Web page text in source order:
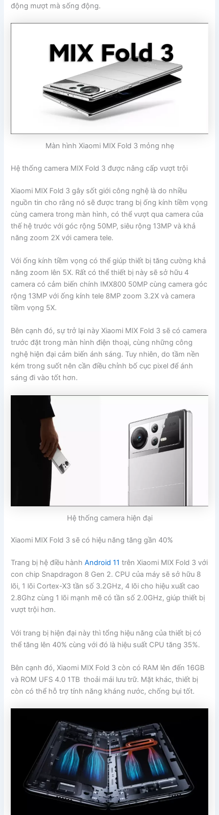
động mượt mà sống động.
Màn hình Xiaomi MIX Fold 3 mỏng nhẹ
Hệ thống camera MIX Fold 3 được nâng cấp vượt trội
Xiaomi MIX Fold 3 gây sốt giới công nghệ là do nhiều
nguồn tin cho rằng nó sẽ được trang bị ống kính tiềm vọng
cùng camera trong màn hình, có thể vượt qua camera của
thế hệ trước với góc rộng 50MP, siêu rộng 13MP và khả
năng zoom 2X với camera tele.
Với ống kính tiềm vọng có thể giúp thiết bị tăng cường khả
năng zoom lên 5X. Rất có thể thiết bị này sẽ sở hữu 4
camera có cảm biến chính IMX800 50MP cùng camera góc
rộng 13MP với ống kính tele 8MP zoom 3.2X và camera
tiềm vọng 5X.
Bên cạnh đó, sự trở lại này Xiaomi MIX Fold 3 sẽ có camera
trước đặt trong màn hình điện thoại, cùng những công
nghệ hiện đại cảm biến ánh sáng. Tuy nhiên, do tầm nền
kém trong suốt nên cần điều chỉnh bố cục pixel để ánh
sáng đi vào tốt hơn.
Hệ thống camera hiện đại
Xiaomi MIX Fold 3 sẽ có hiệu năng tăng gần 40%
Trang bị hệ điều hànhAndroid 11 trên Xiaomi MIX Fold 3 với
con chip Snapdragon 8 Gen 2. CPU của máy sẽ sở hữu 8
lõi, 1 lõi Cortex-X3 tần số 3.2GHz, 4 lõi cho hiệu xuất cao
2.8Ghz cùng 1 lõi mạnh mẽ có tần số 2.0GHz, giúp thiết bị
vượt trội hơn.
Với trang bị hiện đại này thì tổng hiệu năng của thiết bị có
thể tăng lên 40% cùng với đó là hiệu suất CPU tăng 35%.
Bên cạnh đó, Xiaomi MIX Fold 3 còn có RAM lên đến 16GB
và ROM UFS 4.0 1TB thoải mái lưu trữ. Mặt khác, thiết bị
còn có thể hỗ trợ tính năng kháng nước, chống bụi tốt.